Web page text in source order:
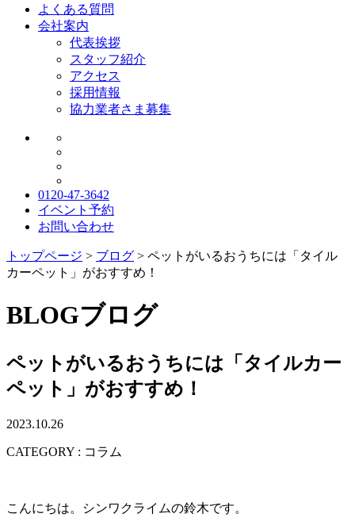
よくある質問
会社案内
代表挨拶
スタッフ紹介
アクセス
採用情報
協力業者さま募集
0120-47-3642
イベント予約
お問い合わせ
トップページ > ブログ > ペットがいるおうちには「タイル
カーペット」がおすすめ！
BLOGブログ
ペットがいるおうちには「タイルカー
ペット」がおすすめ！
2023.10.26
CATEGORY : コラム
こんにちは。シンワクライムの鈴木です。